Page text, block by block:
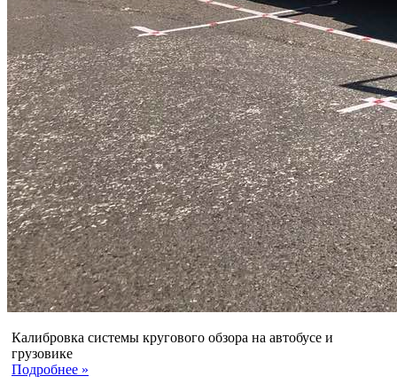
Калибровка системы кругового обзора на автобусе и
грузовике
Подробнее »